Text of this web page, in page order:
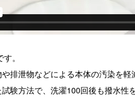
。
排泄物などによる本体の汚染を軽
験方法で、洗濯100回後も撥水性